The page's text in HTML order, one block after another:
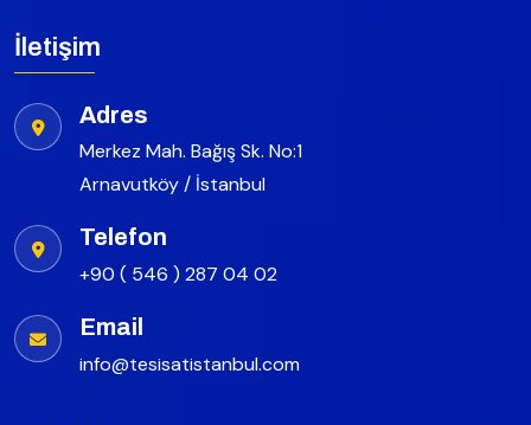
İletişim
Adres
Merkez Mah. Bağış Sk. No:1
Arnavutköy / İstanbul
Telefon
+90 ( 546 ) 287 04 02
Email
info@tesisatistanbul.com